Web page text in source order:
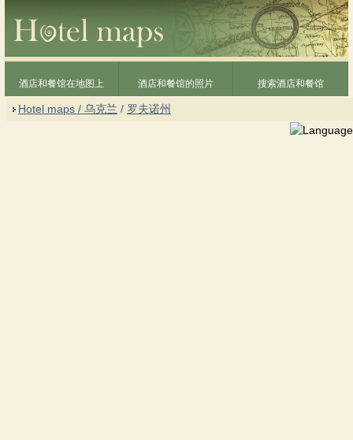
酒店和餐馆在地图上 酒店和餐馆的照片 搜索酒店和餐馆
Hotel maps / 乌克兰 / 罗夫诺州